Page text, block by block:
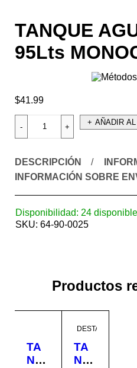
TANQUE
95Lts
$41.99
AÑADIR
DESCRIPCIÓN
INFORMACIÓN SOBRE
Disponibilidad: 24
SKU: 64-90-0025
Productos
TA
NQ
DESTACADO
TA
NQ